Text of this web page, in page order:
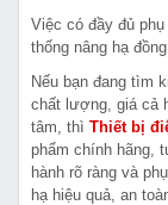
Việc có đầy đủ
thống nâng hạ
Nếu bạn đang tìm
chất lượng, giá cả
tâm, thì Thiết bị
phẩm chính hãng,
hành rõ ràng và
hạ hiệu quả, an